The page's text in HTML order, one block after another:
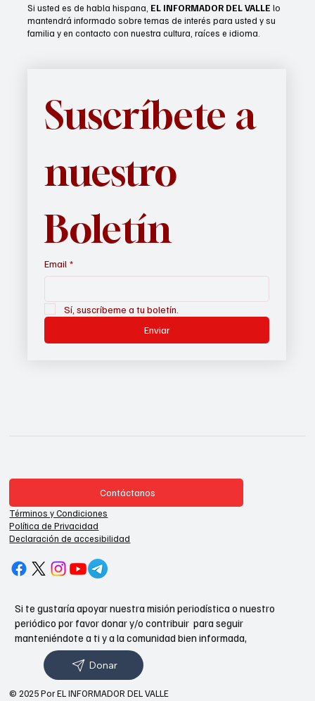
Si usted es de habla hispana, EL INFORMADOR DEL VALLE lo
mantendrá informado sobre temas de interés para usted y su
familia y en contacto con nuestra cultura, raíces e idioma.
Suscríbete a
nuestro
Boletín
Email *
Sí, suscríbeme a tu boletín.
Enviar
Contáctanos
Términos y Condiciones
Política de Privacidad
Declaración de accesibilidad
Si te gustaría apoyar nuestra misión periodística o nuestro
periódico por favor donar y/o contribuir para seguir
manteniéndote a ti y a la comunidad bien informada,
Donar
© 2025 Por EL INFORMADOR DEL VALLE